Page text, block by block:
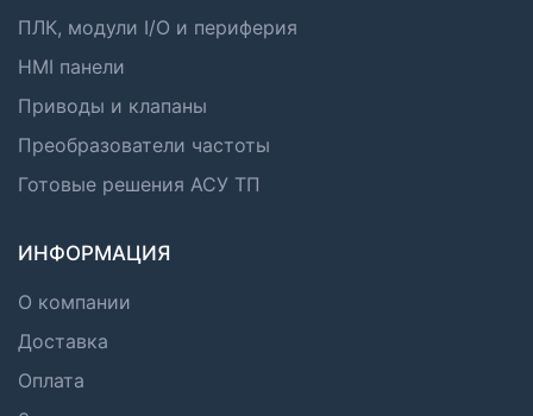
ПЛК, модули I/O и периферия
HMI панели
Приводы и клапаны
Преобразователи частоты
Готовые решения АСУ ТП
ИНФОРМАЦИЯ
О компании
Доставка
Оплата